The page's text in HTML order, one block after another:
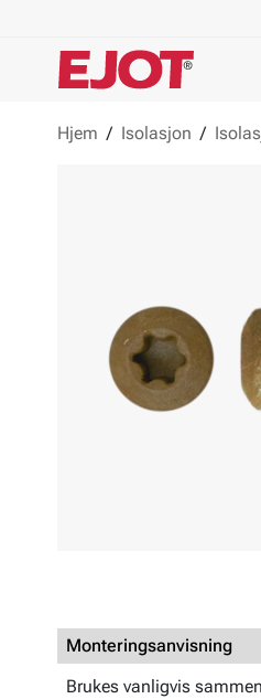
Hjem / Isolasjon /
Monteringsanvisning
Brukes vanligvis